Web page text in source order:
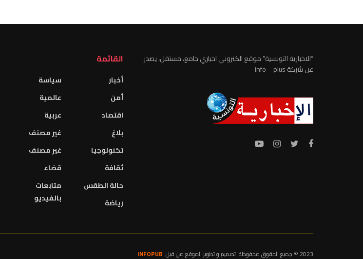
“الاخبارية التونسية” موقع الكتروني اخباري جامع، مستقل، يصدر
عن شركة info – plus
القائمة
أخبار
أمن
اقتصاد
بلاغ
تكنولوجيا
ثقافة
حالة الطقس
رياضة
سياسة
عالمية
عربية
غير مصنف
غير مصنف
قضاء
متابعات
بالفيديو
2023 © جميع الحقوق محفوظة. تصميم و تطوير الموقع من قبل: INFOPUB